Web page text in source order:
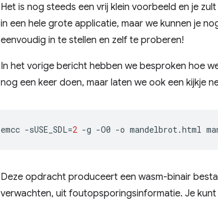
Het is nog steeds een vrij klein voorbeeld en je
in een hele grote applicatie, maar we kunnen je
eenvoudig in te stellen en zelf te proberen!
In het vorige bericht hebben we besproken hoe
nog een keer doen, maar laten we ook een kijkje
emcc -sUSE_SDL=2 -g -O0 -o mandelbrot.html
Deze opdracht produceert een wasm-binair
verwachten, uit foutopsporingsinformatie. Je